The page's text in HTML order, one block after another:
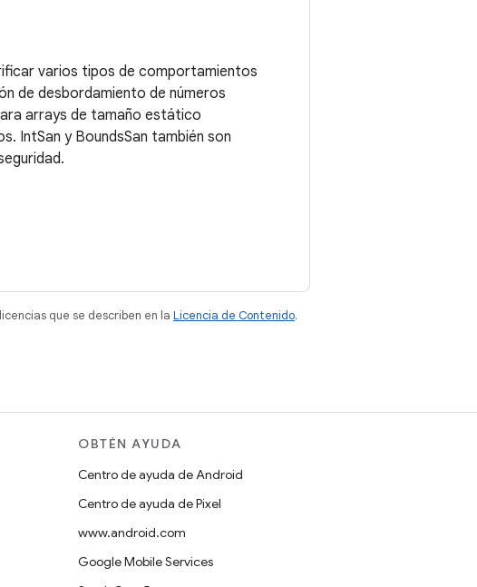
varios tipos de comportamientos
de desbordamiento de números
arrays de tamaño estático
IntSan y BoundsSan también son
que se describen en la Licencia de Contenido.
OBTÉN AYUDA
Centro de ayuda de Android
Centro de ayuda de Pixel
www.android.com
Google Mobile Services